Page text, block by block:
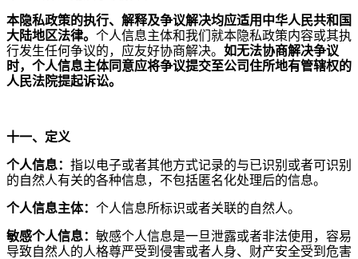
本隐私政策的执行、解释及争议解决均应适用中华人民共和国
大陆地区法律。 个人信息主体和我们就本隐私政策内容或其执
行发生任何争议的，应友好协商解决。 如无法协商解决争议
时，个人信息主体同意应将争议提交至公司住所地有管辖权的
人民法院提起诉讼。
十一、定义
个人信息： 指以电子或者其他方式记录的与已识别或者可识别
的自然人有关的各种信息，不包括匿名化处理后的信息。
个人信息主体： 个人信息所标识或者关联的自然人。
敏感个人信息： 敏感个人信息是一旦泄露或者非法使用，容易
导致自然人的人格尊严受到侵害或者人身、财产安全受到危害